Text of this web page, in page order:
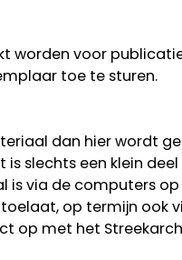
worden voor
toe te sturen.
dan hier wordt
slechts een klein
via de computers
op termijn ook
op met het